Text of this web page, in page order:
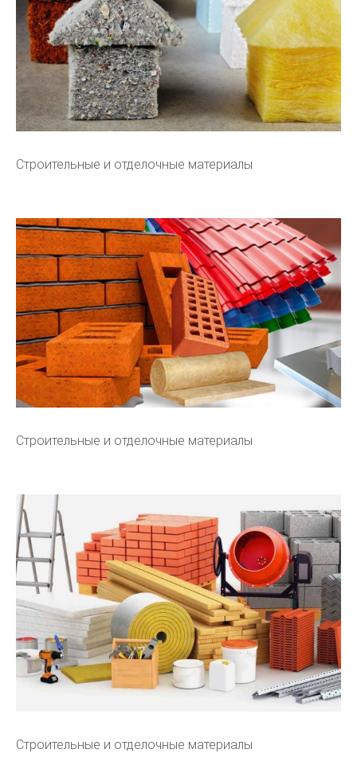
Строительные и отделочные материалы
Строительные и отделочные материалы
Строительные и отделочные материалы